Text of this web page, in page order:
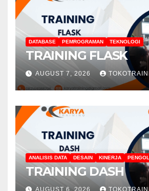
DATABASE PEMROGRAMAN TEKNOLOGI
TRAINING FLASK
AUGUST 7, 2026
ANALISIS DATA DESAIN KINERJA
TRAINING DASH
AUGUST 6, 2026